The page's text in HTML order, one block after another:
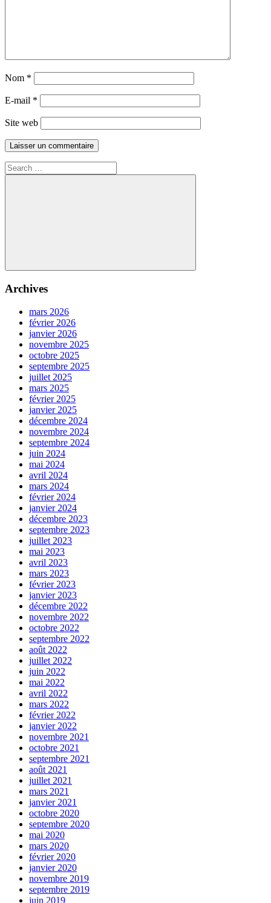
Nom *
E-mail *
Site web
Search
for:
Search
Archives
mars 2026
février 2026
janvier 2026
novembre 2025
octobre 2025
septembre 2025
juillet 2025
mars 2025
février 2025
janvier 2025
décembre 2024
novembre 2024
septembre 2024
juin 2024
mai 2024
avril 2024
mars 2024
février 2024
janvier 2024
décembre 2023
septembre 2023
juillet 2023
mai 2023
avril 2023
mars 2023
février 2023
janvier 2023
décembre 2022
novembre 2022
octobre 2022
septembre 2022
août 2022
juillet 2022
juin 2022
mai 2022
avril 2022
mars 2022
février 2022
janvier 2022
novembre 2021
octobre 2021
septembre 2021
août 2021
juillet 2021
mars 2021
janvier 2021
octobre 2020
septembre 2020
mai 2020
mars 2020
février 2020
janvier 2020
novembre 2019
septembre 2019
juin 2019